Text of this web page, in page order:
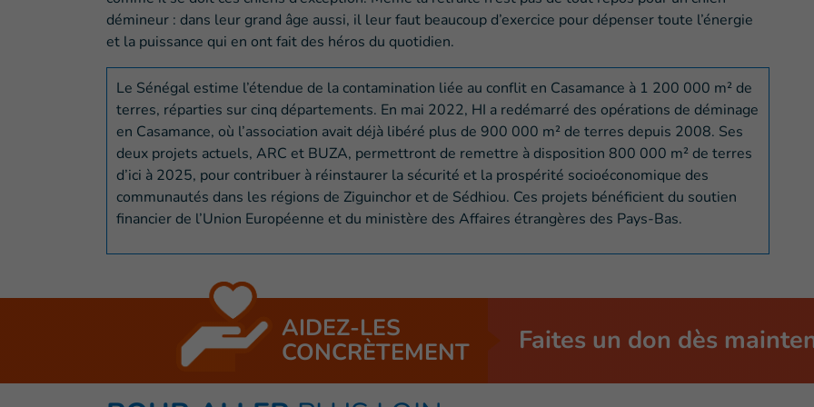
démineur : dans leur grand âge aussi, il leur faut beaucoup d’exercice pour dépenser toute l’énergie
et la puissance qui en ont fait des héros du quotidien.
Le Sénégal estime l’étendue de la contamination liée au conflit en Casamance à 1 200 000 m² de
terres, réparties sur cinq départements. En mai 2022, HI a redémarré des opérations de déminage
en Casamance, où l’association avait déjà libéré plus de 900 000 m² de terres depuis 2008. Ses
deux projets actuels, ARC et BUZA, permettront de remettre à disposition 800 000 m² de terres
d’ici à 2025, pour contribuer à réinstaurer la sécurité et la prospérité socioéconomique des
communautés dans les régions de Ziguinchor et de Sédhiou. Ces projets bénéficient du soutien
financier de l’Union Européenne et du ministère des Affaires étrangères des Pays-Bas.
AIDEZ-LES
CONCRÈTEMENT Faites un don dès